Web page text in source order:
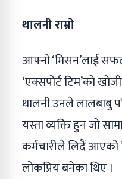
थालनी राम्रो
आफ्नो ‘मिसन’लाई सफल
‘एक्सपोर्ट टिम’को
थालनी उनले लालबाबु
यस्ता व्यक्ति हुन जो
कर्मचारीले लिदैं आएको
लोकप्रिय बनेका थिए ।